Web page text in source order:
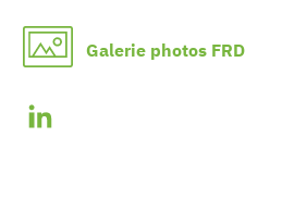
Galerie photos FRD